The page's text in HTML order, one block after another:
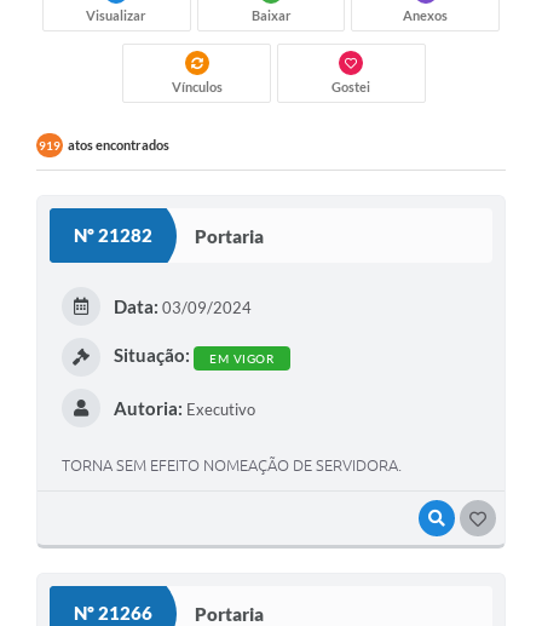
Visualizar Baixar Anexos
Vínculos Gostei
919 atos encontrados
Nº 21282 Portaria
VISUALIZAR
Data: 03/09/2024
Situação: EM VIGOR
Autoria: Executivo
TORNA SEM EFEITO NOMEAÇÃO DE SERVIDORA.
Nº 21266 Portaria